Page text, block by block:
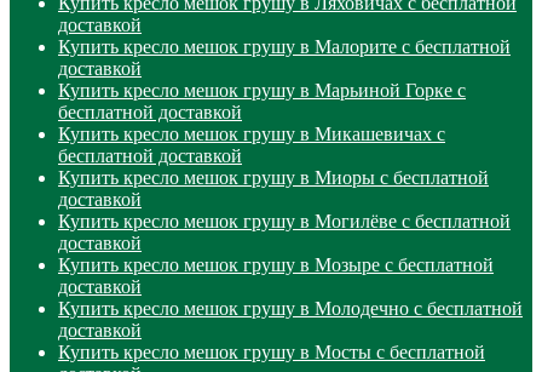
доставкой
Купить кресло мешок грушу в Малорите с бесплатной
доставкой
Купить кресло мешок грушу в Марьиной Горке с
бесплатной доставкой
Купить кресло мешок грушу в Микашевичах с
бесплатной доставкой
Купить кресло мешок грушу в Миоры с бесплатной
доставкой
Купить кресло мешок грушу в Могилёве с бесплатной
доставкой
Купить кресло мешок грушу в Мозыре с бесплатной
доставкой
Купить кресло мешок грушу в Молодечно с бесплатной
доставкой
Купить кресло мешок грушу в Мосты с бесплатной